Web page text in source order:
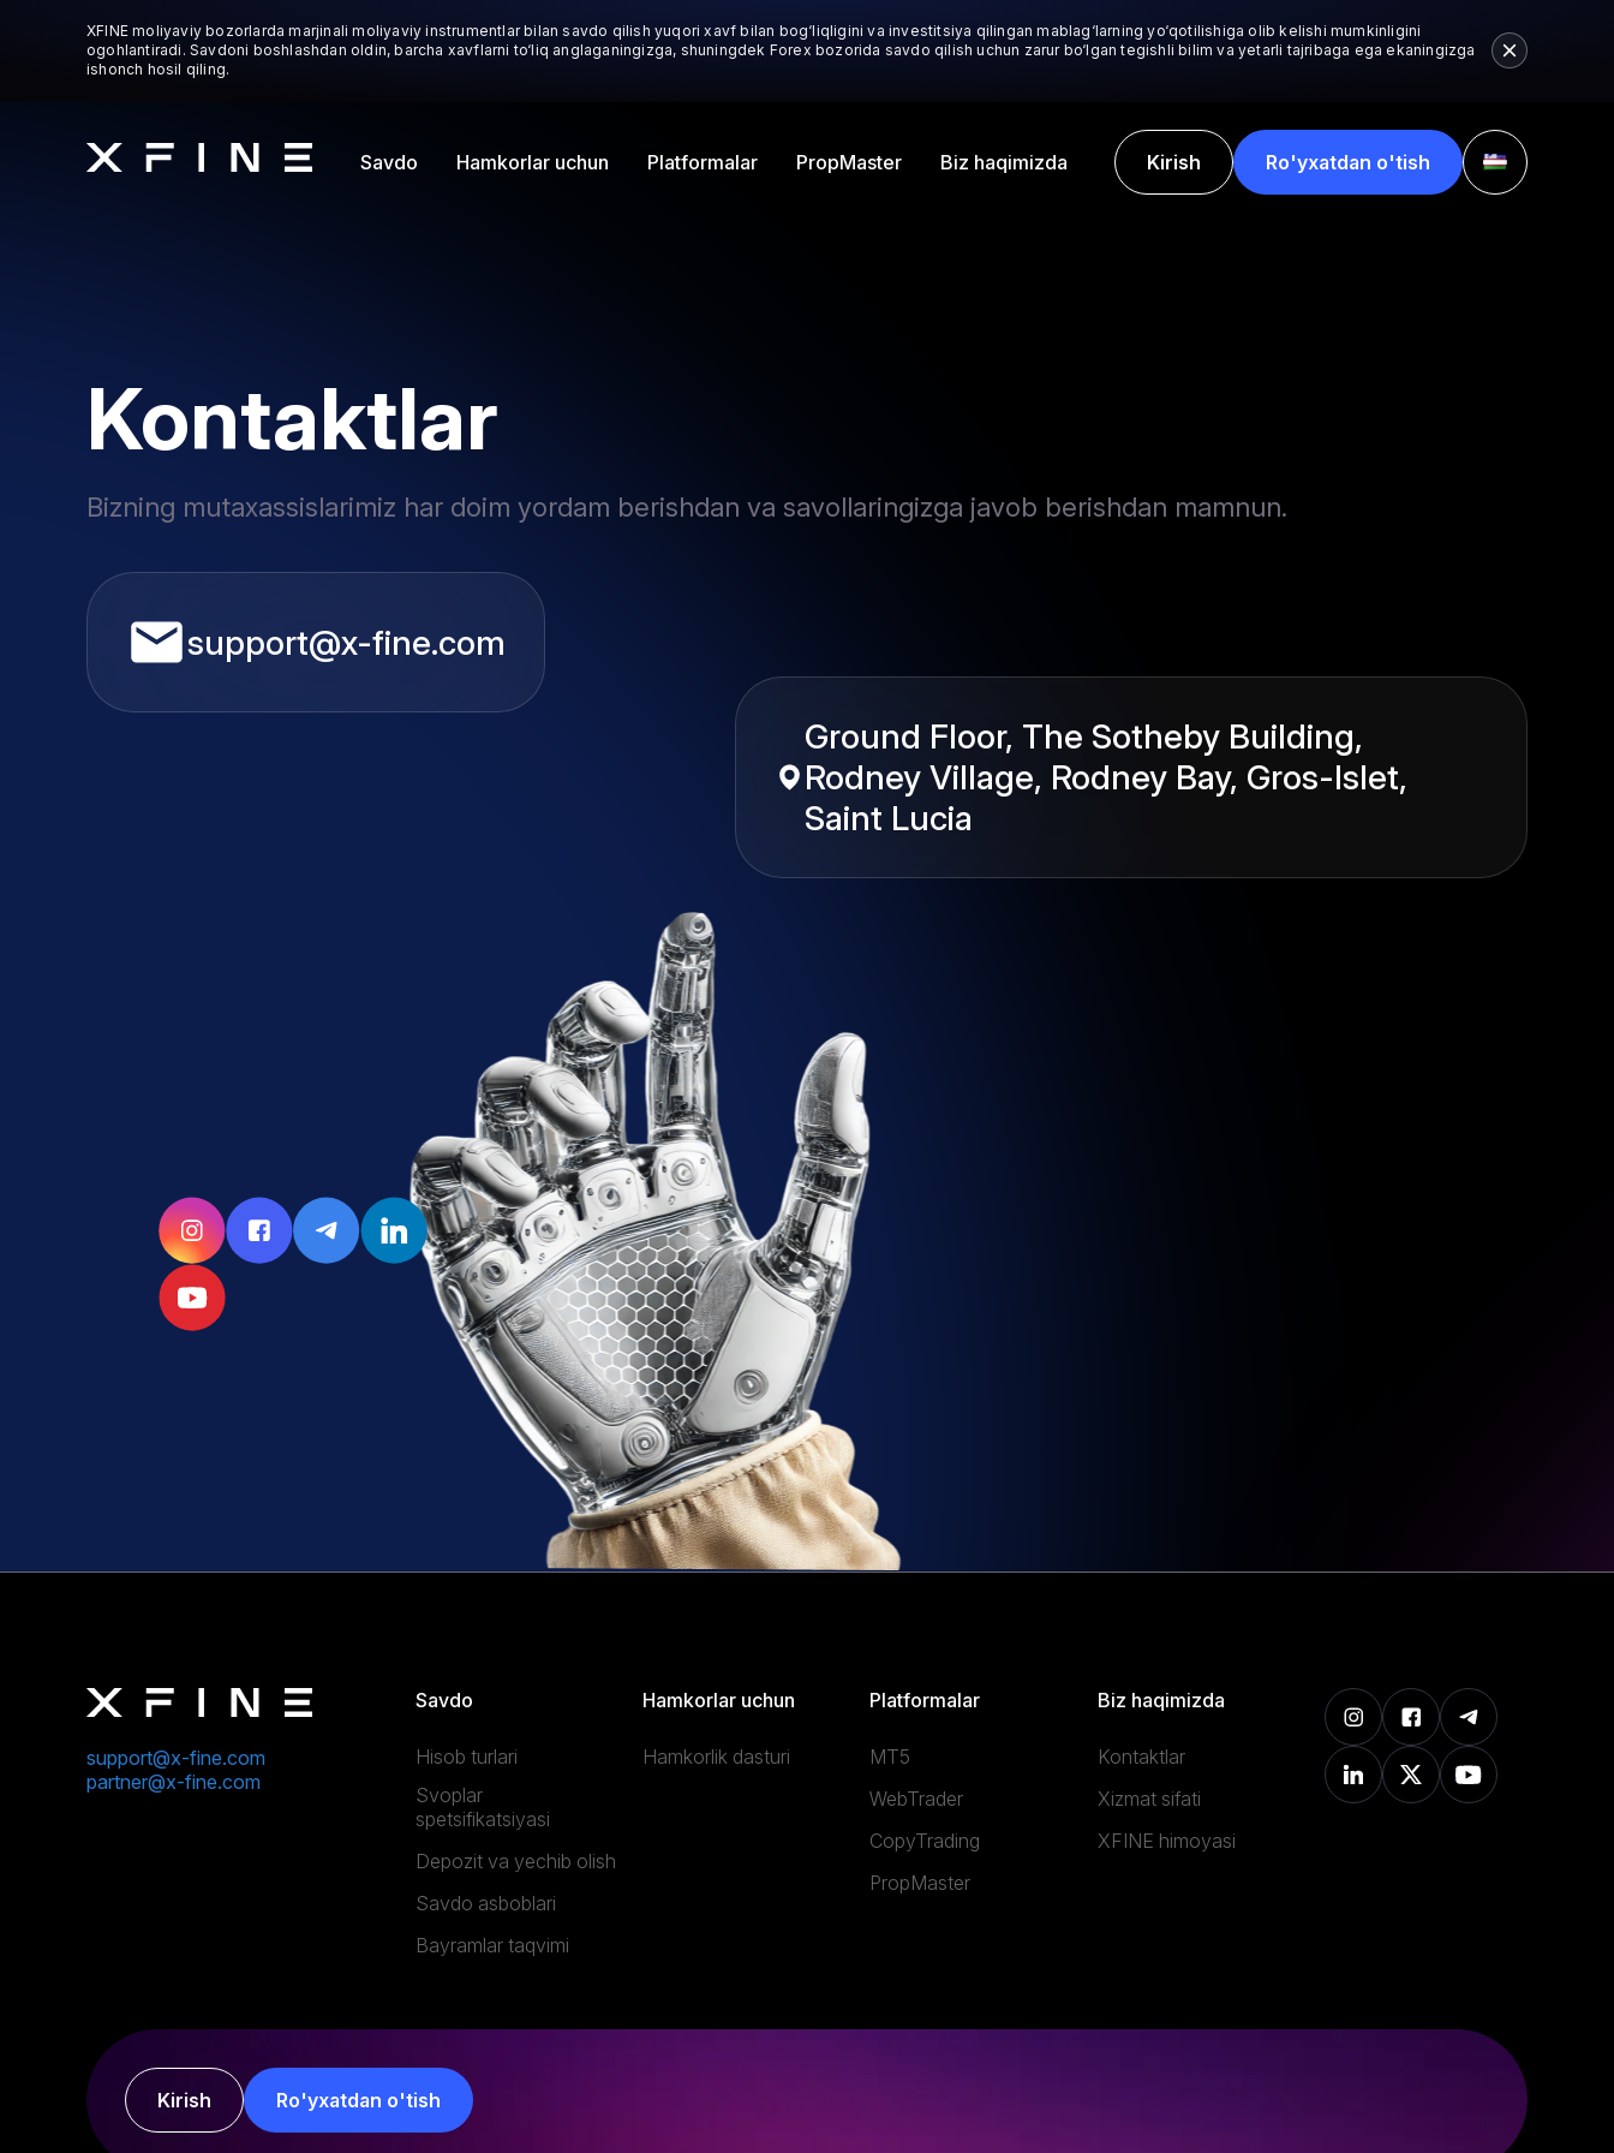
XFINE moliyaviy bozorlarda marjinali moliyaviy instrumentlar bilan savdo qilish yuqori xavf bilan bog‘liqligini va investitsiya qilingan mablag‘larning yo‘qotilishiga olib kelishi mumkinligini
ogohlantiradi. Savdoni boshlashdan oldin, barcha xavflarni to‘liq anglaganingizga, shuningdek Forex bozorida savdo qilish uchun zarur bo‘lgan tegishli bilim va yetarli tajribaga ega ekaningizga
ishonch hosil qiling.
Savdo Hamkorlar uchun Platformalar PropMaster Biz haqimizda Kirish Ro'yxatdan o'tish
Kontaktlar
Bizning mutaxassislarimiz har doim yordam berishdan va savollaringizga javob berishdan mamnun.
support@x-fine.com
Ground Floor, The Sotheby Building,
Rodney Village, Rodney Bay, Gros-Islet,
Saint Lucia
support@x-fine.com
partner@x-fine.com
Savdo
Hisob turlari
Svoplar
spetsifikatsiyasi
Depozit va yechib olish
Savdo asboblari
Bayramlar taqvimi
Hamkorlar uchun
Hamkorlik dasturi
Platformalar
MT5
WebTrader
CopyTrading
PropMaster
Biz haqimizda
Kontaktlar
Xizmat sifati
XFINE himoyasi
Kirish Ro'yxatdan o'tish